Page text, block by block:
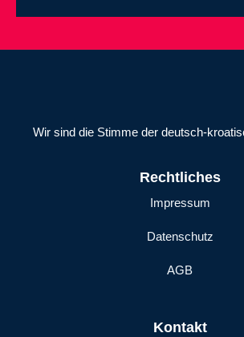
Wir sind die Stimme der deutsch-
Rechtliches
Impressum
Datenschutz
AGB
Kontakt